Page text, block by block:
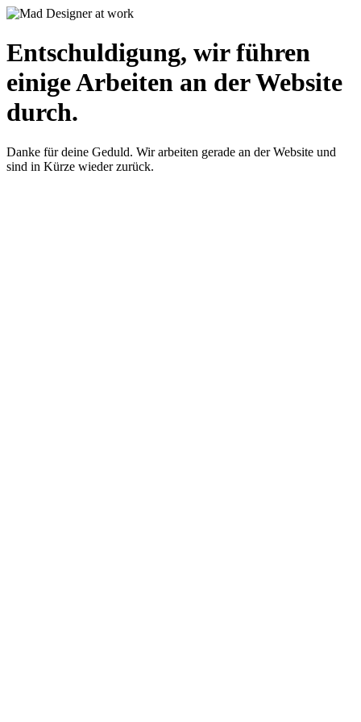
Entschuldigung, wir führen
einige Arbeiten an der Website
durch.
Danke für deine Geduld. Wir arbeiten gerade an der Website und
sind in Kürze wieder zurück.